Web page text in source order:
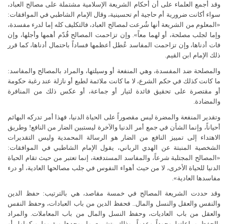
وقد أجمع العلماء على أن أحكام الشريعة الإسلامية مشتملة على مصالح العباد،
سواء أكانت ضرورية أم حاجية أم تحسينية، وقال الإمام الشاطبي في الموافقات:
«المعلوم من الشريعة أنها شُرعت لمصالح العباد، فالتكليف كله إما لدرء مفسدة،
وإما لجلب مصلحة، أو لهما معاً». وإن تزاحمت المصالح قُدّم أهمها وأجلها، وإن
فات أدناها، وإن تزاحمت المفاسد عُطل أعظمها فساداً باحتمال أدناها، كما قرر
ذلك الإمام ابن القيم.
والمصلحة ضد المفسدة، وهي المنفعة أو وسيلتها، والمراد بالمصالح والمفاسد:
ما كانت كذلك في حكم الشرع، لا ما كانت ملائمة لطبع أو نازلة عند رغبة حكومة
أو مقتصرة على تحقيق فائدة لتيار أو جماعة، أو عكس ذلك من المنافرة
والمضادة.
وتقدير المنفعة والمضرة ليس مقصوراً على الحياة الدنيا، فهذا أمر تدركه البهائم
أحياناً، وإنما الشأن في جمع أمر الدنيا والآخرة ليستبين الضار من النافع! وطريق
الاهتداء إلى تمييز النافع من الضار هو الرسالة المحمدية وليس التقديرات
الشخصية المنبتة عن الهدي الرباني، يقول الإمام الشاطبي في الموافقات:
«المصالح المجتلبة شرعاً، والمفاسد المستدفعة، إنما تعتبر من حيث تقام الحياة
الدنيا للحياة الأخرى، لا من حيث أهواء النفوس في جلب مصالحها العادية، أو درء
مفاسدها العادية».
وقد حددت الشريعة المصالح في خمسة مقاصد، هي بالترتيب: حفظ الدين
والنفس والعقل والنسل والمال.. فحفظ الدين من باب العبادات، وحفظ النفس
والعقل من باب العاديات، وحفظ النسل والمال من باب المعاملات. والمراد